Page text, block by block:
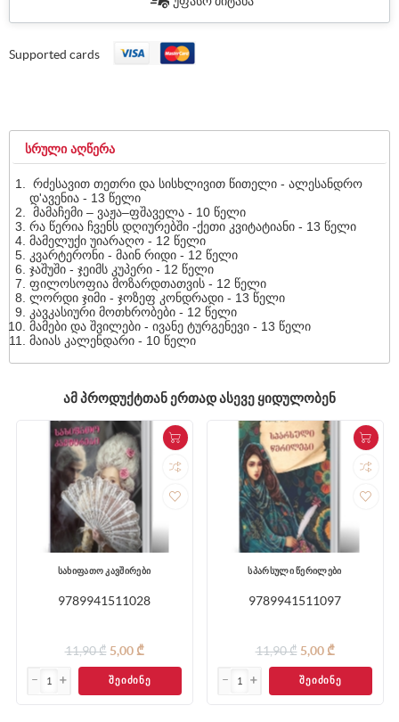
Supported cards
ᲡᲠᲣᲚᲘ ᲐᲦᲬᲔᲠᲐ
რძესავით თეთრი და სისხლივით წითელი - ალესანდრო
დ'ავენია - 13 წელი
მამაჩემი – ვაჟა–ფშაველა - 10 წელი
რა წერია ჩვენს დღიურებში -ქეთი კვიტატიანი - 13 წელი
მამელუქი უიარაღო - 12 წელი
კვარტერონი - მაინ რიდი - 12 წელი
ჯაშუში - ჯეიმს კუპერი - 12 წელი
ფილოსოფია მოზარდთათვის - 12 წელი
ლორდი ჯიმი - ჯოზეფ კონდრადი - 13 წელი
კავკასიური მოთხრობები - 12 წელი
მამები და შვილები - ივანე ტურგენევი - 13 წელი
მაიას კალენდარი - 10 წელი
ᲐᲛ ᲞᲠᲝᲓᲣᲥᲢᲗᲐᲜ ᲔᲠᲗᲐᲓ ᲐᲡᲔᲕᲔ ᲧᲘᲓᲣᲚᲝᲑᲔᲜ
სახიფათო კავშირები
9789941511028
11,90 ₾ 5,00 ₾
ᲨᲔᲘᲫᲘᲜᲔ
სპარსული წერილები
9789941511097
11,90 ₾ 5,00 ₾
ᲨᲔᲘᲫᲘᲜᲔ